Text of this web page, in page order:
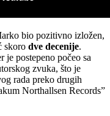
bio pozitivno izložen,
skoro dve decenije.
postepeno počeo sa
zvuka, što je
rada preko drugih
Northallsen Records”